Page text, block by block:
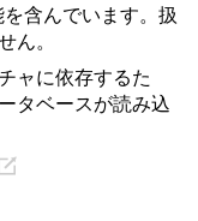
含んでいます。扱
ん。
ャに依存するた
タベースが読み込